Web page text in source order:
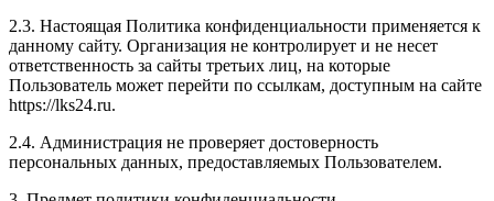
2.3. Настоящая Политика конфиденциальности применяется к
данному сайту. Организация не контролирует и не несет
ответственность за сайты третьих лиц, на которые
Пользователь может перейти по ссылкам, доступным на сайте
https://lks24.ru.
2.4. Администрация не проверяет достоверность
персональных данных, предоставляемых Пользователем.